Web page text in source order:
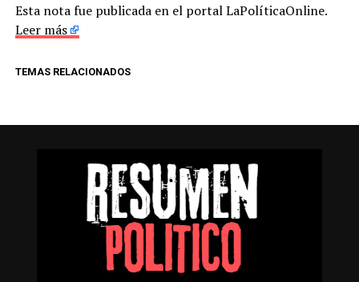
Esta nota fue publicada en el portal LaPolíticaOnline.
Leer más
TEMAS RELACIONADOS